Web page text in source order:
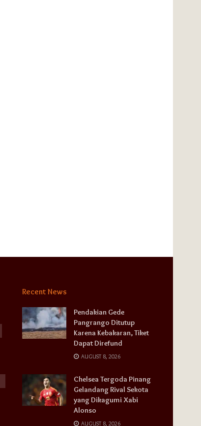
Recent News
Pendakian Gede
Pangrango Ditutup
Karena Kebakaran, Tiket
Dapat Direfund
AUGUST 8, 2026
Chelsea Tergoda Pinang
Gelandang Rival Sekota
yang Dikagumi Xabi
Alonso
AUGUST 8, 2026